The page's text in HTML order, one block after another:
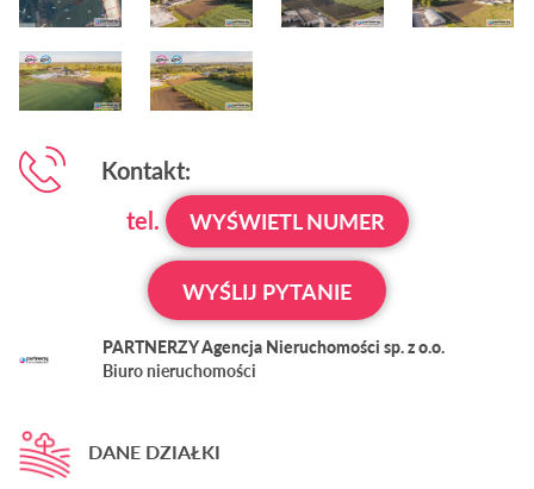
Kontakt:
tel.
WYŚWIETL NUMER
WYŚLIJ PYTANIE
PARTNERZY Agencja Nieruchomości sp. z o.o.
Biuro nieruchomości
DANE DZIAŁKI